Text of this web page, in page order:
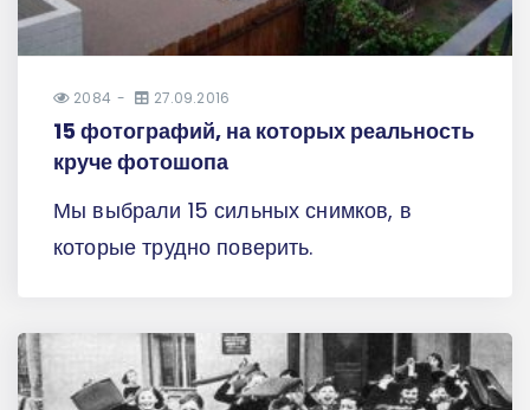
2084 27.09.2016
15 фотографий, на которых реальность
круче фотошопа
Мы выбрали 15 сильных снимков, в
которые трудно поверить.